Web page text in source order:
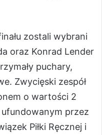
zostali wybrani
oraz Konrad Lender
puchary,
Zwycięski zespół
o wartości 2
przez
Piłki Ręcznej i